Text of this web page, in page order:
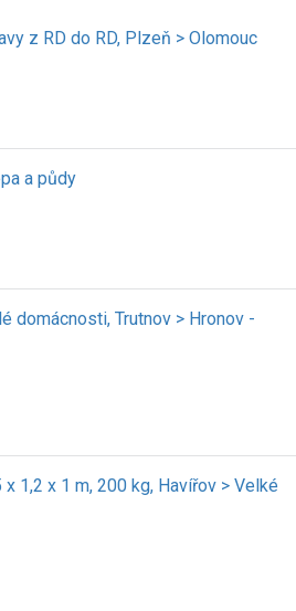
z RD do RD, Plzeň > Olomouc
a půdy
domácnosti, Trutnov > Hronov -
1,2 x 1 m, 200 kg, Havířov > Velké